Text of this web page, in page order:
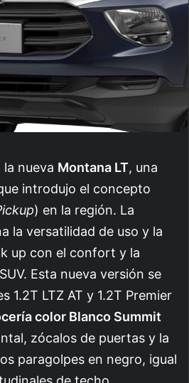
nueva Montana LT, una
introdujo el concepto
) en la región. La
la versatilidad de uso y la
up con el confort y la
Esta nueva versión se
1.2T LTZ AT y 1.2T Premier
color Blanco Summit
zócalos de puertas y la
paragolpes en negro, igual